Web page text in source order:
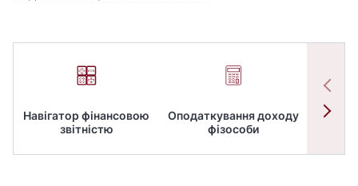
Навігатор фінансовою
звітністю
Оподаткування доходу
фізособи